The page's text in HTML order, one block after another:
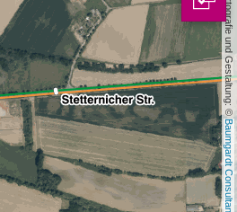
| Kartografie und Gestaltung: ©
Baumgardt Consultants GbR